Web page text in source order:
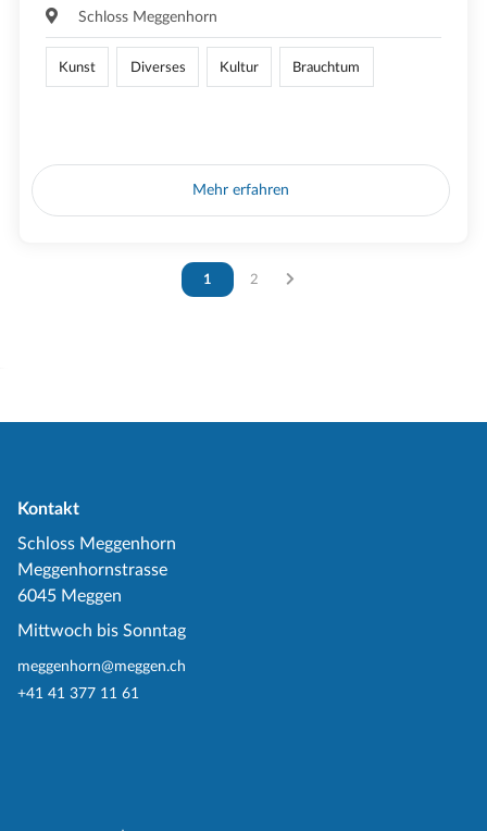
Schloss Meggenhorn
Kunst Diverses Kultur Brauchtum
Mehr erfahren
Vous êtes sur la page
1 Vous êtes sur la page
2
Kontakt
Schloss Meggenhorn
Meggenhornstrasse
6045 Meggen
Mittwoch bis Sonntag
meggenhorn@meggen.ch
+41 41 377 11 61